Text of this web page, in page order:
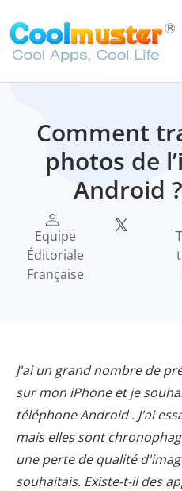
Comment
photos de
Android
Equipe
Éditoriale
Française
J'ai un grand nombre de
sur mon iPhone et je
téléphone Android . J'ai
mais elles sont
une perte de qualité
souhaitais. Existe-t-il des